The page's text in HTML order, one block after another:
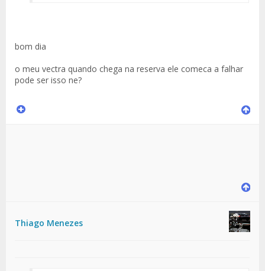
bom dia
o meu vectra quando chega na reserva ele comeca a falhar
pode ser isso ne?
Thiago Menezes